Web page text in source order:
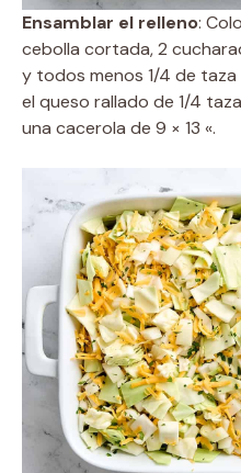
Ensamblar el relleno:
cebolla cortada, 2
y todos menos 1/4 de
el queso rallado de 1/4
una cacerola de 9 × 13 «.